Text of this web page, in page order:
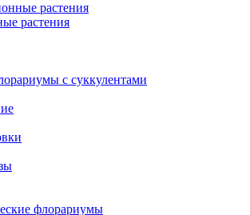
растения
растения
с суккулентами
флорариумы